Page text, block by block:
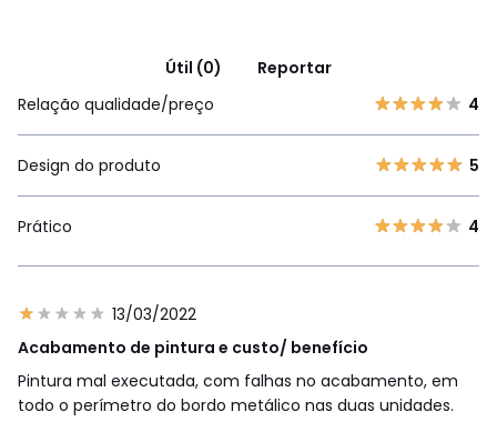
Útil (0)
Reportar
Relação qualidade/preço
4
Design do produto 5
Prático 4
13/03/2022
Acabamento de pintura e custo/ benefício
Pintura mal executada, com falhas no acabamento, em
todo o perímetro do bordo metálico nas duas unidades.